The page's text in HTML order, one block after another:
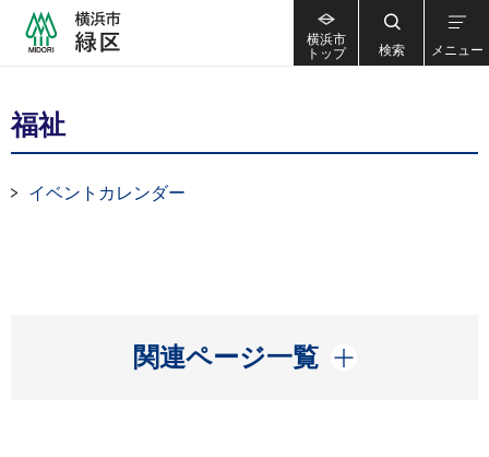
横浜市
トップ
検索 メニュー
福祉
イベントカレンダー
関連ページ一覧
開く